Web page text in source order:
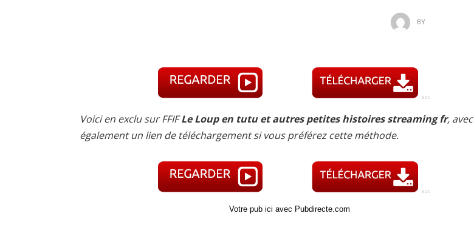
BY
Voici en exclu sur FFIFLe Loup en tutu et autres petites histoires streaming fr, avec
également un lien de téléchargement si vous préférez cette méthode.
Votre pub ici avec Pubdirecte.com